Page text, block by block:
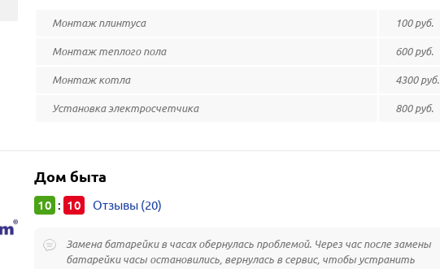
Монтаж плинтуса 100 руб.
Монтаж теплого пола 600 руб.
Монтаж котла 4300 руб.
Установка электросчетчика 800 руб.
Дом быта
10 : 10 Отзывы (20)
Замена батарейки в часах обернулась проблемой. Через час после замены
батарейки часы остановились, вернулась в сервис, чтобы устранить